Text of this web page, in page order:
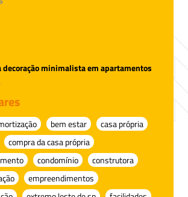
decoração minimalista em apartamentos
bem estar
casa própria
compra da casa própria
condomínio
construtora
empreendimentos